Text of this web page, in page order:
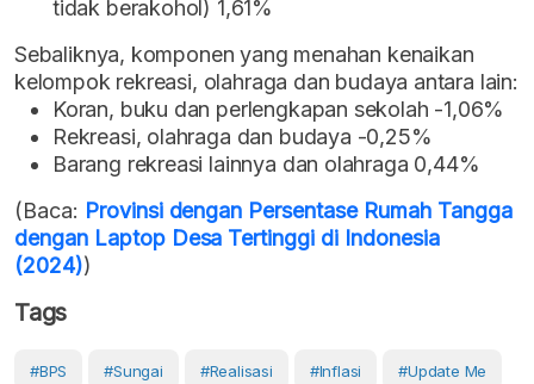
tidak berakohol) 1,61%
Sebaliknya, komponen yang menahan kenaikan
kelompok rekreasi, olahraga dan budaya antara lain:
Koran, buku dan perlengkapan sekolah -1,06%
Rekreasi, olahraga dan budaya -0,25%
Barang rekreasi lainnya dan olahraga 0,44%
(Baca: Provinsi dengan Persentase Rumah Tangga
dengan Laptop Desa Tertinggi di Indonesia
(2024))
Tags
#BPS #sungai #Realisasi #Inflasi #Update Me